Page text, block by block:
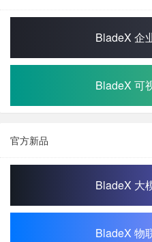
BladeX 企
BladeX 可
官方新品
BladeX 大
BladeX 物